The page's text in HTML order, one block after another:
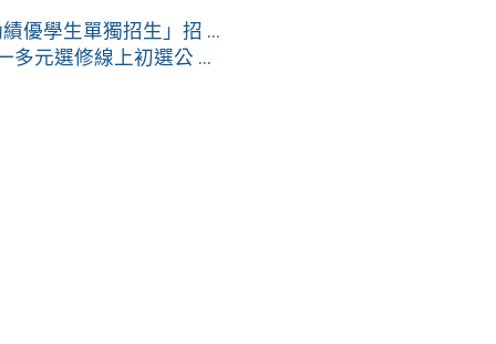
優學生單獨招生」招 ...
多元選修線上初選公 ...